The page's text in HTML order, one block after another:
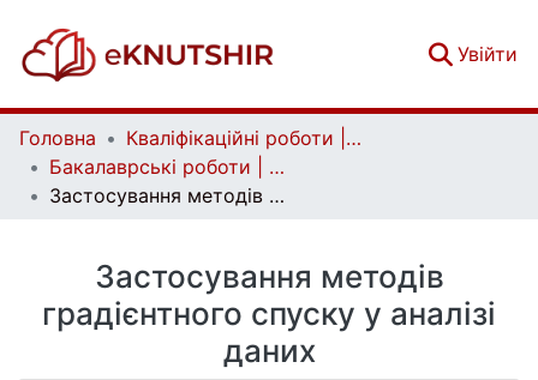
Увійти
Головна
Кваліфікаційні роботи | Qualifying works
Бакалаврські роботи | Bachelor theses
Застосування методів градієнтного спуску у аналізі даних
Застосування методів
градієнтного спуску у аналізі
даних